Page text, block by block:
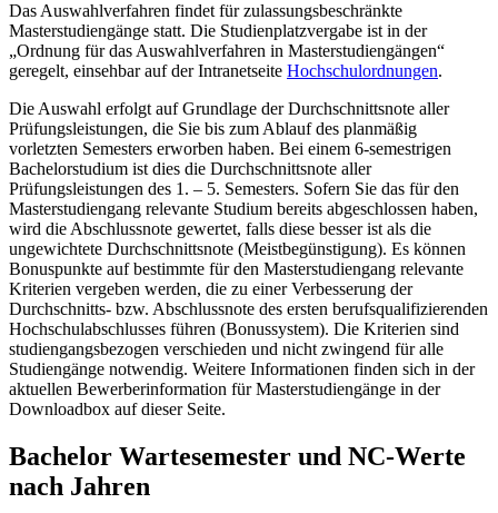
Das Auswahlverfahren findet für zulassungsbeschränkte
Masterstudiengänge statt. Die Studienplatzvergabe ist in der
„Ordnung für das Auswahlverfahren in Masterstudiengängen“
geregelt, einsehbar auf der Intranetseite Hochschulordnungen.
Die Auswahl erfolgt auf Grundlage der Durchschnittsnote aller
Prüfungsleistungen, die Sie bis zum Ablauf des planmäßig
vorletzten Semesters erworben haben. Bei einem 6-semestrigen
Bachelorstudium ist dies die Durchschnittsnote aller
Prüfungsleistungen des 1. – 5. Semesters. Sofern Sie das für den
Masterstudiengang relevante Studium bereits abgeschlossen haben,
wird die Abschlussnote gewertet, falls diese besser ist als die
ungewichtete Durchschnittsnote (Meistbegünstigung). Es können
Bonuspunkte auf bestimmte für den Masterstudiengang relevante
Kriterien vergeben werden, die zu einer Verbesserung der
Durchschnitts- bzw. Abschlussnote des ersten berufsqualifizierenden
Hochschulabschlusses führen (Bonussystem). Die Kriterien sind
studiengangsbezogen verschieden und nicht zwingend für alle
Studiengänge notwendig. Weitere Informationen finden sich in der
aktuellen Bewerberinformation für Masterstudiengänge in der
Downloadbox auf dieser Seite.
Bachelor Wartesemester und NC-Werte
nach Jahren